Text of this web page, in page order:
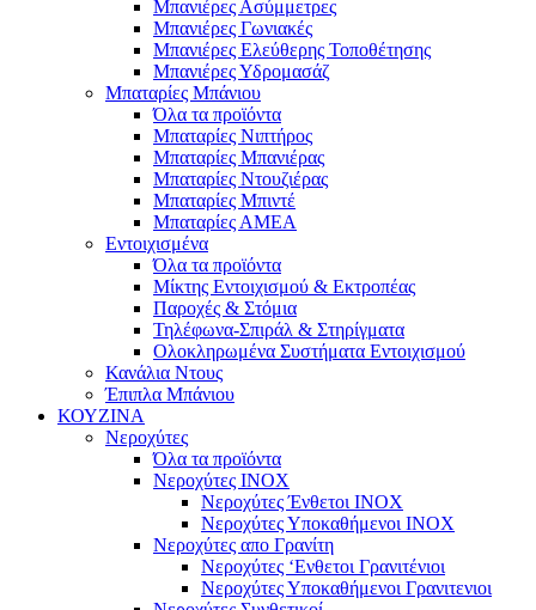
Μπανιέρες Ασύμμετρες
Μπανιέρες Γωνιακές
Μπανιέρες Ελεύθερης Τοποθέτησης
Μπανιέρες Υδρομασάζ
Μπαταρίες Μπάνιου
Όλα τα προϊόντα
Μπαταρίες Νιπτήρος
Μπαταρίες Μπανιέρας
Μπαταρίες Ντουζιέρας
Μπαταρίες Μπιντέ
Μπαταρίες ΑΜΕΑ
Εντοιχισμένα
Όλα τα προϊόντα
Μίκτης Εντοιχισμού & Εκτροπέας
Παροχές & Στόμια
Τηλέφωνα-Σπιράλ & Στηρίγματα
Ολοκληρωμένα Συστήματα Εντοιχισμού
Κανάλια Ντους
Έπιπλα Μπάνιου
ΚΟΥΖΙΝΑ
Νεροχύτες
Όλα τα προϊόντα
Νεροχύτες ΙΝΟΧ
Νεροχύτες Ένθετοι INOX
Νεροχύτες Υποκαθήμενοι INOX
Νεροχύτες απο Γρανίτη
Νεροχύτες ‘Ενθετοι Γρανιτένιοι
Νεροχύτες Υποκαθήμενοι Γρανιτενιοι